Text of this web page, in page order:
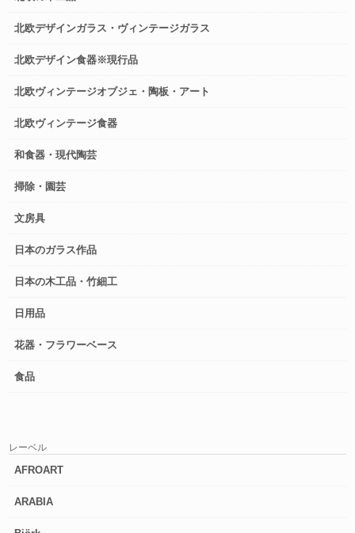
北欧デザインガラス・ヴィンテージガラス
北欧デザイン食器※現行品
北欧ヴィンテージオブジェ・陶板・アート
北欧ヴィンテージ食器
和食器・現代陶芸
掃除・園芸
文房具
日本のガラス作品
日本の木工品・竹細工
日用品
花器・フラワーベース
食品
レーベル
AFROART
ARABIA